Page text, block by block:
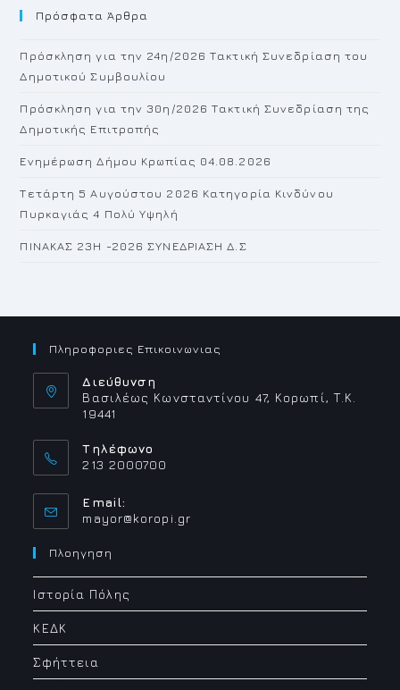
Πρόσφατα Άρθρα
Πρόσκληση για την 24η/2026 Τακτική Συνεδρίαση του
Δημοτικού Συμβουλίου
Πρόσκληση για την 30η/2026 Τακτική Συνεδρίαση της
Δημοτικής Επιτροπής
Ενημέρωση Δήμου Κρωπίας 04.08.2026
Τετάρτη 5 Αυγούστου 2026 Κατηγορία Κινδύνου
Πυρκαγιάς 4 Πολύ Υψηλή
ΠΙΝΑΚΑΣ 23H -2026 ΣΥΝΕΔΡΙΑΣΗ Δ.Σ
Πληροφοριες Επικοινωνιας
Διεύθυνση
Βασιλέως Κωνσταντίνου 47, Κορωπί, Τ.Κ.
19441
Τηλέφωνο
213 2000700
Email:
mayor@koropi.grOpens
Πλοηγηση
Ιστορία Πόλης
ΚΕΔΚ
Σφήττεια